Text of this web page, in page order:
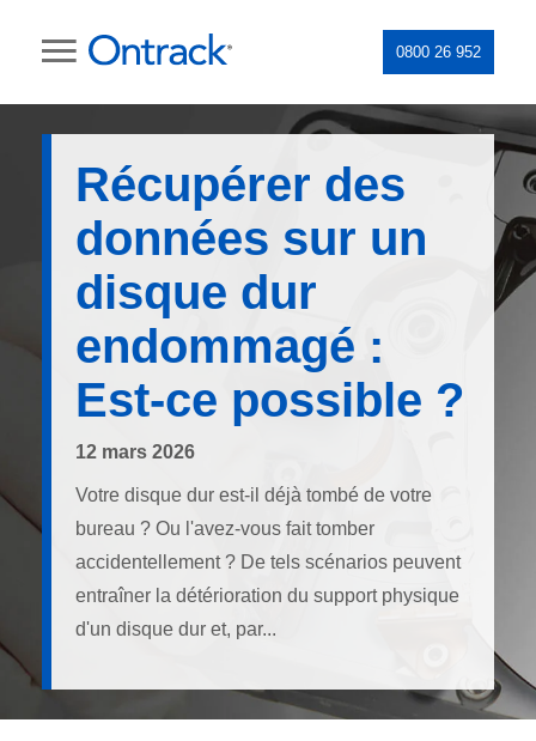
0800 26 952
Récupérer des
données sur un
disque dur
endommagé :
Est-ce possible ?
12 mars 2026
Votre disque dur est-il déjà tombé de votre
bureau ? Ou l'avez-vous fait tomber
accidentellement ? De tels scénarios peuvent
entraîner la détérioration du support physique
d'un disque dur et, par...